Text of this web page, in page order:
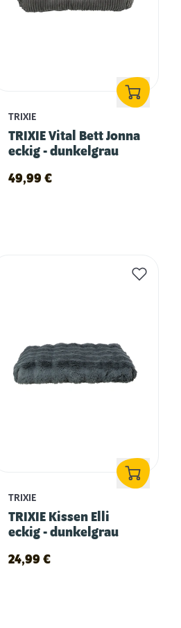
TRIXIE
TRIXIE Vital Bett Jonna
eckig - dunkelgrau
49,99 €
TRIXIE
TRIXIE Kissen Elli
eckig - dunkelgrau
24,99 €